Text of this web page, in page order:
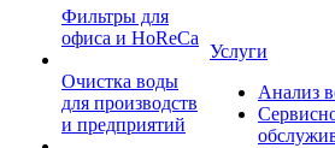
Фильтры для
офиса и HoReCa
Очистка воды
для производств
и предприятий
Услуги
Анализ